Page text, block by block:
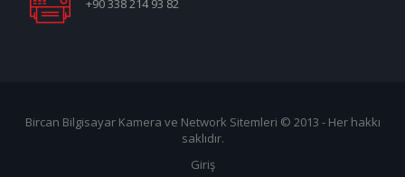
+90 338 214 93 82
Bircan Bilgisayar Kamera ve Network Sitemleri © 2013 - Her hakkı
saklıdır.
Giriş